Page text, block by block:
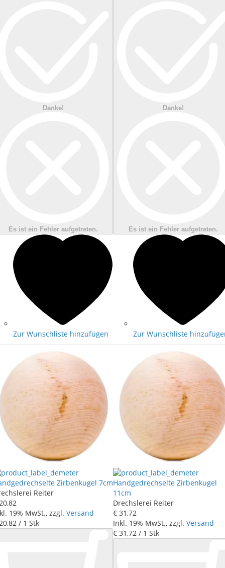
Danke!
Es ist ein Fehler aufgetreten.
Zur Wunschliste hinzufügen
Danke!
Es ist ein Fehler aufgetreten.
Zur Wunschliste
Zirbenkugel 7cm
Reiter
,82
19% MwSt., zzgl. Versand
,82 / 1 Stk
Handgedrechselte Zirbenkugel
11cm
Drechslerei Reiter
€ 31 ,72
Inkl. 19% MwSt., zzgl. Versand
€ 31 ,72 / 1 Stk